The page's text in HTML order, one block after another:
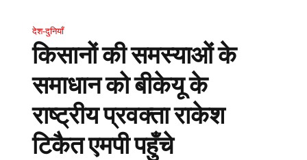
देश-दुनियाँ
किसानों की समस्याओं के
समाधान को बीकेयू के
राष्ट्रीय प्रवक्ता राकेश
टिकैत एमपी पहुँचे